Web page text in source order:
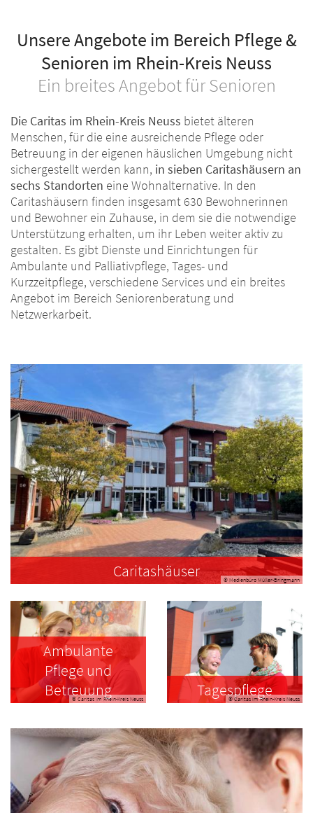
Unsere Angebote im Bereich Pflege &
Senioren im Rhein-Kreis Neuss
Ein breites Angebot für Senioren
Die Caritas im Rhein-Kreis Neuss bietet älteren
Menschen, für die eine ausreichende Pflege oder
Betreuung in der eigenen häuslichen Umgebung nicht
sichergestellt werden kann, in sieben Caritashäusern an
sechs Standorten eine Wohnalternative. In den
Caritashäusern finden insgesamt 630 Bewohnerinnen
und Bewohner ein Zuhause, in dem sie die notwendige
Unterstützung erhalten, um ihr Leben weiter aktiv zu
gestalten. Es gibt Dienste und Einrichtungen für
Ambulante und Palliativpflege, Tages- und
Kurzzeitpflege, verschiedene Services und ein breites
Angebot im Bereich Seniorenberatung und
Netzwerkarbeit.
© Medienbüro Müller-Bringmann
Caritashäuser
© Caritas im Rhein-Kreis Neuss
Ambulante
Pflege und
Betreuung
© Caritas im Rhein-Kreis Neuss
Tagespflege